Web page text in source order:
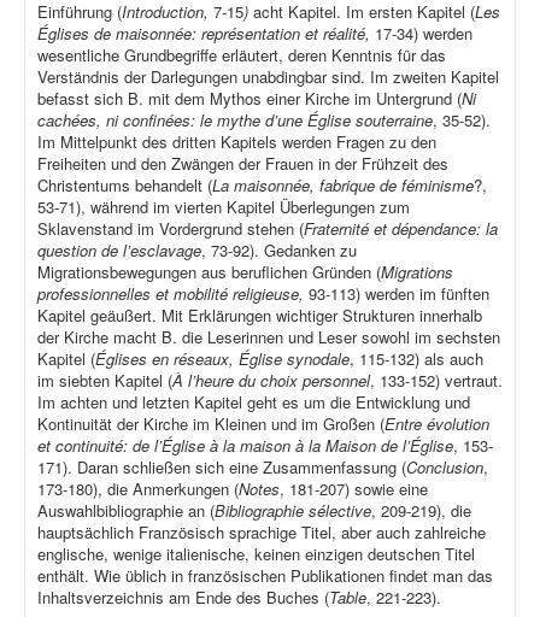
Einführung (Introduction, 7-15) acht Kapitel. Im ersten Kapitel (Les
Églises de maisonnée: représentation et réalité, 17-34) werden
wesentliche Grundbegriffe erläutert, deren Kenntnis für das
Verständnis der Darlegungen unabdingbar sind. Im zweiten Kapitel
befasst sich B. mit dem Mythos einer Kirche im Untergrund (Ni
cachées, ni confinées: le mythe d’une Église souterraine, 35-52).
Im Mittelpunkt des dritten Kapitels werden Fragen zu den
Freiheiten und den Zwängen der Frauen in der Frühzeit des
Christentums behandelt (La maisonnée, fabrique de féminisme?,
53-71), während im vierten Kapitel Überlegungen zum
Sklavenstand im Vordergrund stehen (Fraternité et dépendance: la
question de l’esclavage, 73-92). Gedanken zu
Migrationsbewegungen aus beruflichen Gründen (Migrations
professionnelles et mobilité religieuse, 93-113) werden im fünften
Kapitel geäußert. Mit Erklärungen wichtiger Strukturen innerhalb
der Kirche macht B. die Leserinnen und Leser sowohl im sechsten
Kapitel (Églises en réseaux, Église synodale, 115-132) als auch
im siebten Kapitel (À l’heure du choix personnel, 133-152) vertraut.
Im achten und letzten Kapitel geht es um die Entwicklung und
Kontinuität der Kirche im Kleinen und im Großen (Entre évolution
et continuité: de l’Église à la maison à la Maison de l’Église, 153-
171). Daran schließen sich eine Zusammenfassung (Conclusion,
173-180), die Anmerkungen (Notes, 181-207) sowie eine
Auswahlbibliographie an (Bibliographie sélective, 209-219), die
hauptsächlich Französisch sprachige Titel, aber auch zahlreiche
englische, wenige italienische, keinen einzigen deutschen Titel
enthält. Wie üblich in französischen Publikationen findet man das
Inhaltsverzeichnis am Ende des Buches (Table, 221-223).